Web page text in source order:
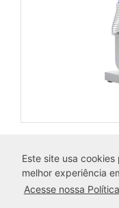
Este site usa
melhor experiência
Acesse nossa